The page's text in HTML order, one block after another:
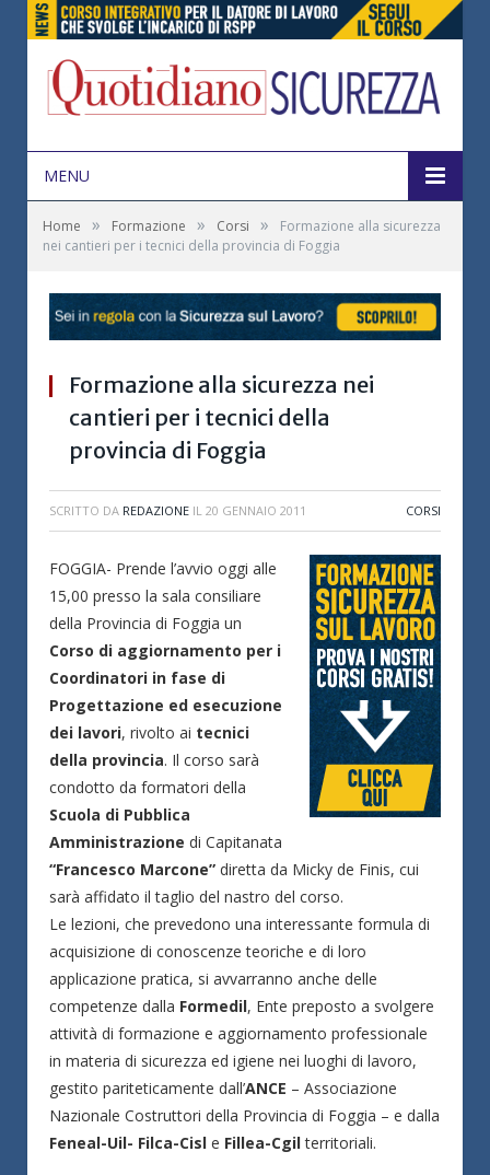
MENU
Home » Formazione » Corsi »
Formazione alla sicurezza
nei cantieri per i tecnici della provincia di Foggia
Formazione alla sicurezza nei
cantieri per i tecnici della
provincia di Foggia
SCRITTO DA REDAZIONE IL 20 GENNAIO 2011 CORSI
FOGGIA- Prende l’avvio oggi alle
15,00 presso la sala consiliare
della Provincia di Foggia un
Corso di aggiornamento per i
Coordinatori in fase di
Progettazione ed esecuzione
dei lavori, rivolto ai tecnici
della provincia. Il corso sarà
condotto da formatori della
Scuola di Pubblica
Amministrazione di Capitanata
“Francesco Marcone” diretta da Micky de Finis, cui
sarà affidato il taglio del nastro del corso.
Le lezioni, che prevedono una interessante formula di
acquisizione di conoscenze teoriche e di loro
applicazione pratica, si avvarranno anche delle
competenze dalla Formedil, Ente preposto a svolgere
attività di formazione e aggiornamento professionale
in materia di sicurezza ed igiene nei luoghi di lavoro,
gestito pariteticamente dall’ANCE – Associazione
Nazionale Costruttori della Provincia di Foggia – e dalla
Feneal-Uil- Filca-Cisl e Fillea-Cgilterritoriali.